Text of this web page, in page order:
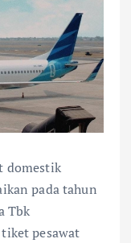
domestik
pada tahun
Tbk
pesawat